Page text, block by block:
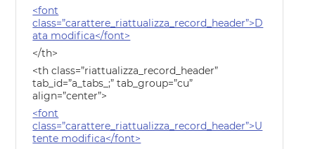
<font
class=”carattere_riattualizza_record_header”>D
ata modifica</font>
</th>
<th class=”riattualizza_record_header”
tab_id=”a_tabs_;” tab_group=”cu”
align=”center”>
<font
class=”carattere_riattualizza_record_header”>U
tente modifica</font>